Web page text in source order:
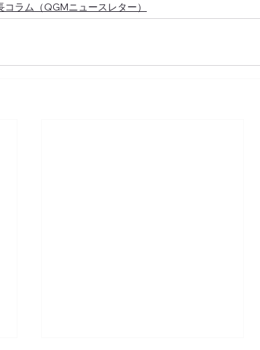
コラム（QGMニュースレター）